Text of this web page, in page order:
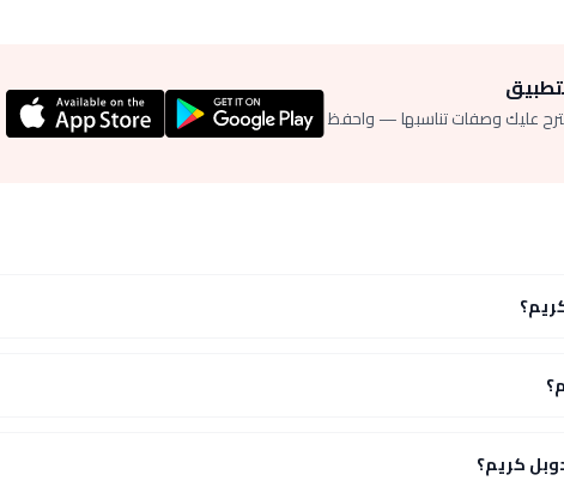
عليك وصفات تناسبها — واحفظ
كريم؟